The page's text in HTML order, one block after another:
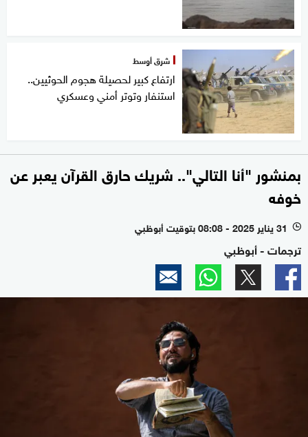
شرق أوسط
ارتفاع كبير لحصيلة هجوم الحوثيين..
استنفار وتوتر أمني وعسكري
بمنشور "أنا التالي".. شريك حارق القرآن يعبر عن
خوفه
l 31 يناير 2025 - 08:08 بتوقيت أبوظبي
ترجمات - أبوظبي